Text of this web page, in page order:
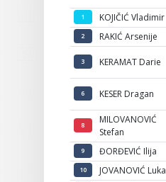
1 KOJIČIĆ Vladimir
2 RAKIĆ Arsenije
3 KERAMAT Darie
6 KESER Dragan
8
MILOVANOVIĆ
Stefan
9 ĐORĐEVIĆ Ilija
10 JOVANOVIĆ Luka